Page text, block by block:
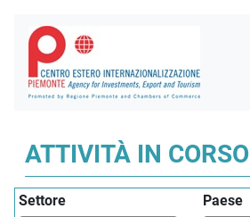
ATTIVITÀ IN CORSO
Settore Paese